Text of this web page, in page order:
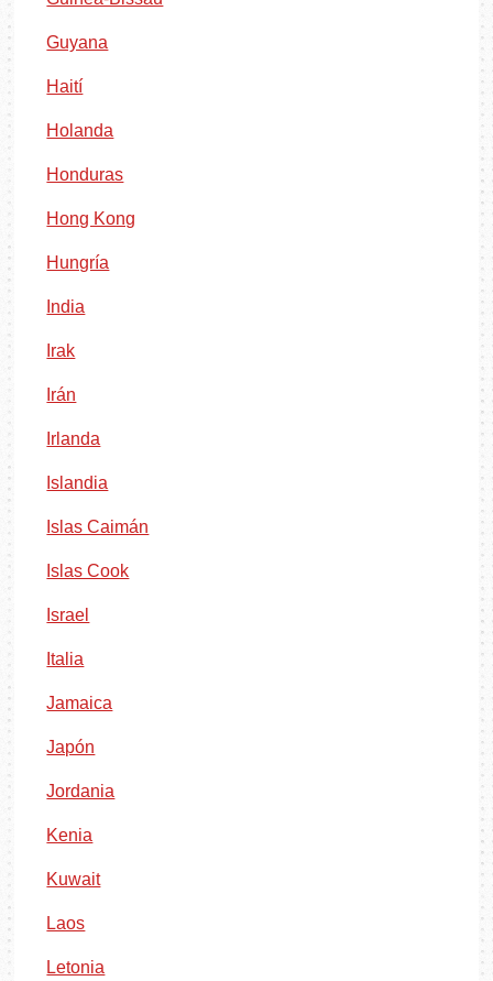
Guyana
Haití
Holanda
Honduras
Hong Kong
Hungría
India
Irak
Irán
Irlanda
Islandia
Islas Caimán
Islas Cook
Israel
Italia
Jamaica
Japón
Jordania
Kenia
Kuwait
Laos
Letonia